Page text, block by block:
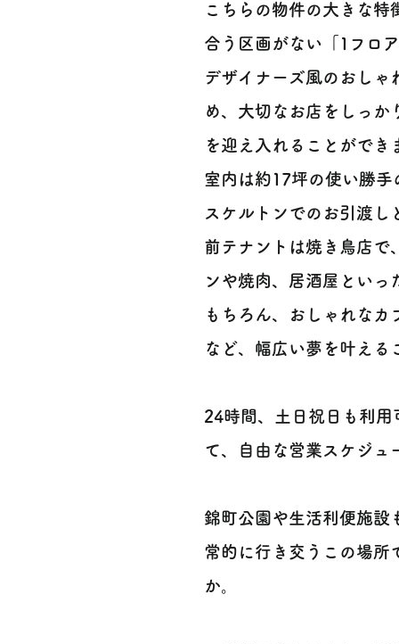
こちらの物件の大きな
合う区画がない「1フロ
デザイナーズ風のおしゃ
め、大切なお店をしっか
を迎え入れることがで
室内は約17坪の使い勝
スケルトンでのお引渡し
前テナントは焼き鳥店で
ンや焼肉、居酒屋といっ
もちろん、おしゃれな
など、幅広い夢を叶え
24時間、土日祝日も利
て、自由な営業スケジュ
錦町公園や生活利便施設
常的に行き交うこの場所
か。